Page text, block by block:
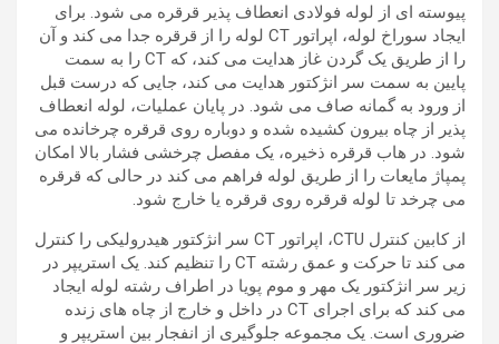
پیوسته ای از لوله فولادی انعطاف پذیر قرقره می شود. برای
ایجاد سوراخ لوله، اپراتور CT لوله را از قرقره جدا می کند و آن
را از طریق یک گردن غاز هدایت می کند، که CT را به سمت
پایین به سمت سر انژکتور هدایت می کند، جایی که درست قبل
از ورود به گمانه صاف می شود. در پایان عملیات، لوله انعطاف
پذیر از چاه بیرون کشیده شده و دوباره روی قرقره چرخانده می
شود. در هاب قرقره ذخیره، یک مفصل چرخشی فشار بالا امکان
پمپاژ مایعات را از طریق لوله فراهم می کند در حالی که قرقره
می چرخد ​​تا لوله قرقره روی قرقره یا خارج شود.
از کابین کنترل CTU، اپراتور CT سر انژکتور هیدرولیکی را کنترل
می کند تا حرکت و عمق رشته CT را تنظیم کند. یک استریپر در
زیر سر انژکتور یک مهر و موم پویا در اطراف رشته لوله ایجاد
می کند که برای اجرای CT در داخل و خارج از چاه های زنده
ضروری است. یک مجموعه جلوگیری از انفجار بین استریپر و